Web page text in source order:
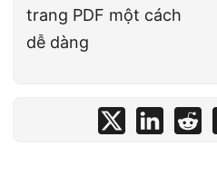
trang PDF một cách
dễ dàng